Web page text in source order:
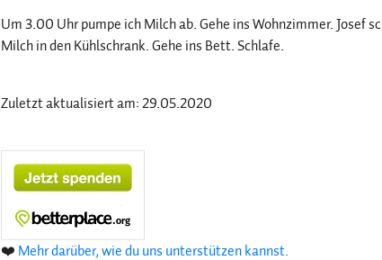
Um 3.00 Uhr pumpe ich Milch ab. Gehe ins Wohnzimmer. Josef
Milch in den Kühlschrank. Gehe ins Bett. Schlafe.
Zuletzt aktualisiert am: 29.05.2020
❤️ Mehr darüber, wie du uns unterstützen kannst.